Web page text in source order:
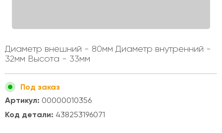
Диаметр внешний - 80мм Диаметр внутренний -
32мм Высота - 33мм
Под заказ
Артикул: 00000010356
Код детали: 438253196071